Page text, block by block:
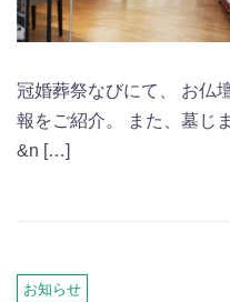
冠婚葬祭なびにて、 お仏
報をご紹介。 また、墓じ
&n […]
お知らせ